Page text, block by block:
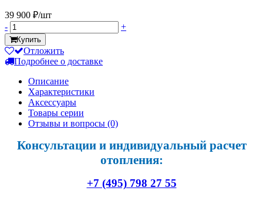
39 900 ₽/шт
-
+
Купить
Отложить
Подробнее о доставке
Описание
Характеристики
Аксессуары
Товары серии
Отзывы и вопросы (0)
Консультации и индивидуальный расчет
отопления:
+7 (495) 798 27 55